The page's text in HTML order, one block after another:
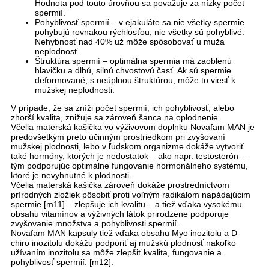
Hodnota pod touto úrovňou sa považuje za nízky počet
spermií.
Pohyblivosť spermií – v ejakuláte sa nie všetky spermie
pohybujú rovnakou rýchlosťou, nie všetky sú pohyblivé.
Nehybnosť nad 40% už môže spôsobovať u muža
neplodnosť.
Štruktúra spermií – optimálna spermia má zaoblenú
hlavičku a dlhú, silnú chvostovú časť. Ak sú spermie
deformované, s neúplnou štruktúrou, môže to viesť k
mužskej neplodnosti.
V prípade, že sa zníži počet spermií, ich pohyblivosť, alebo
zhorší kvalita, znižuje sa zároveň šanca na oplodnenie.
Včelia materská kašička vo výživovom doplnku Novafam MAN je
predovšetkým preto účinným prostriedkom pri zvyšovaní
mužskej plodnosti, lebo v ľudskom organizme dokáže vytvoriť
také hormóny, ktorých je nedostatok – ako napr. testosterón –
tým podporujúc optimálne fungovanie hormonálneho systému,
ktoré je nevyhnutné k plodnosti.
Včelia materská kašička zároveň dokáže prostredníctvom
prírodných zložiek pôsobiť proti voľným radikálom napádajúcim
spermie [m11] – zlepšuje ich kvalitu – a tiež vďaka vysokému
obsahu vitamínov a výživných látok prirodzene podporuje
zvyšovanie množstva a pohyblivosti spermií.
Novafam MAN kapsuly tiež vďaka obsahu Myo inozitolu a D-
chiro inozitolu dokážu podporiť aj mužskú plodnosť nakoľko
užívaním inozitolu sa môže zlepšiť kvalita, fungovanie a
pohyblivosť spermií. [m12].